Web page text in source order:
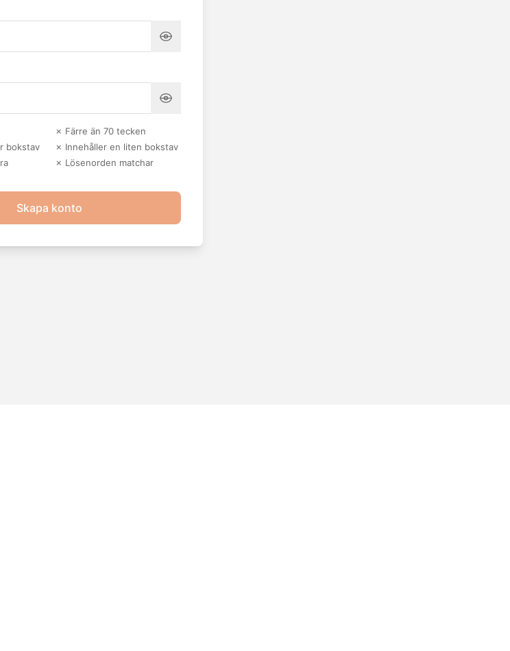
✗ Färre än 70 tecken
bokstav
✗ Innehåller en liten bokstav
✗ Lösenorden matchar
Skapa konto